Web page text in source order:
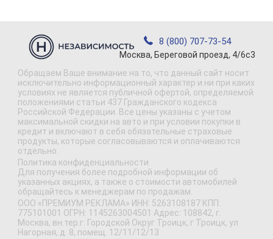
8 (800) 707-73-54
Москва, Береговой проезд, 4/6с3
Обращаем Ваше внимание на то, что данный сайт носит
исключительно информационный характер и ни при каких
условиях не является публичной офертой, определяемой
положениями статьи 437 Гражданского кодекса
Российской Федерации. Все цены указаны с учетом
максимальной скидки на авто и при условии покупки в
кредит и включают в себя обязательные страховые
продукты, которые согласовываются и оплачиваются
отдельно.
Политика конфиденциальности
Для получения более подробной информации об
указанных акциях, а также о стоимости автомобилей
обращайтесь к менеджерам по продажам.
ООО «ПРЕМИУМ РЕКЛАМА» ИНН: 5263108187 КПП:
775101001 ОГРН: 1145263004501 Адрес: 108842, г.
Москва, вн.тер.г. Городской Округ Троицк, г Троицк, ул
Нагорная, д. 8, помещ. 12/11/12/13